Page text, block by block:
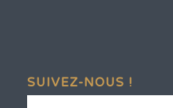
SUIVEZ-NOUS !